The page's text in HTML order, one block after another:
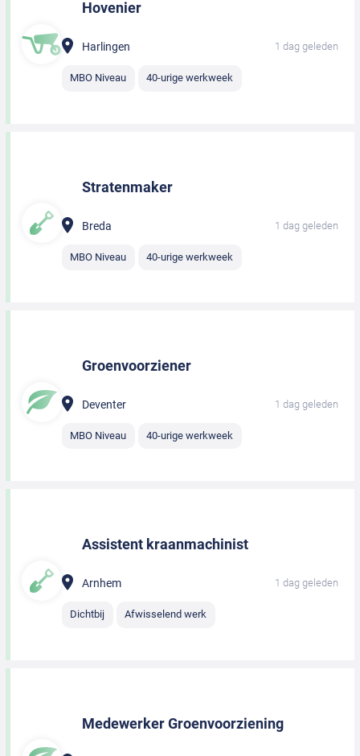
Hovenier
Harlingen 1 dag geleden
MBO Niveau 40-urige werkweek
Stratenmaker
Breda 1 dag geleden
MBO Niveau 40-urige werkweek
Groenvoorziener
Deventer 1 dag geleden
MBO Niveau 40-urige werkweek
Assistent kraanmachinist
Arnhem 1 dag geleden
Dichtbij Afwisselend werk
Medewerker Groenvoorziening